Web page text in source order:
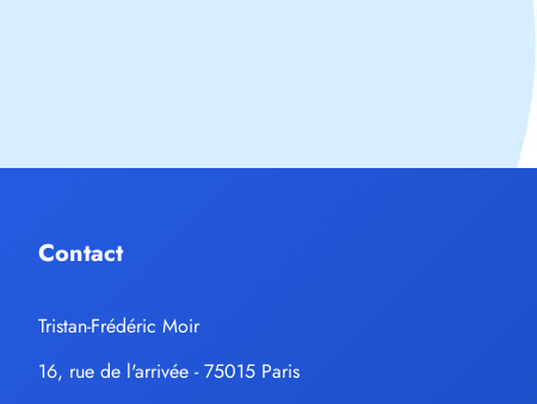
Contact
Tristan-Frédéric Moir
16, rue de l'arrivée - 75015 Paris